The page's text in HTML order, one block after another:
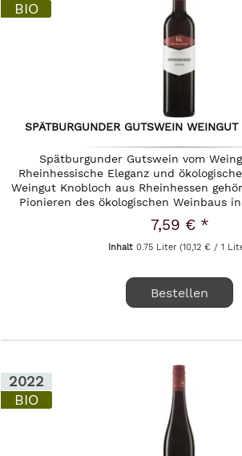
BIO
SPÄTBURGUNDER GUTSWEIN
Spätburgunder Gutswein vom
Rheinhessische Eleganz und
Weingut Knobloch aus Rheinhessen
Pionieren des ökologischen Weinbaus
einer tiefen...
7,59 € *
Inhalt0.75 Liter(10,12 € / 1
Bestellen
2022
BIO